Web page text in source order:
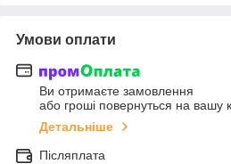
Умови оплати
Ви отримаєте замовлення
або гроші повернуться на вашу
Детальніше
Післяплата